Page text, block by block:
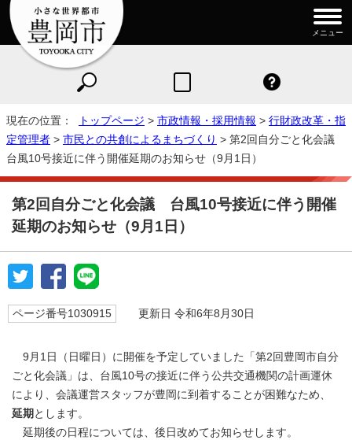
メニュー
現在の位置： トップページ > 市政情報・採用情報 > 行財政改革・指
定管理者 > 市民との共創によるまちづくり > 第2回自分ごと化会議
台風10号接近に伴う開催延期のお知らせ（9月1日）
第2回自分ごと化会議 台風10号接近に伴う開催
延期のお知らせ（9月1日）
ページ番号1030915 更新日 令和6年8月30日
9月1日（日曜日）に開催を予定していました「第2回豊岡市自分
ごと化会議」は、台風10号の接近に伴う公共交通機関の計画運休
により、会議運営スタッフが豊岡に到着することが困難なため、
延期 とします。
延期後の日程については、後日改めてお知らせします。